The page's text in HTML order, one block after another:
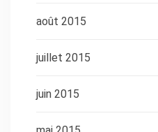
août 2015
juillet 2015
juin 2015